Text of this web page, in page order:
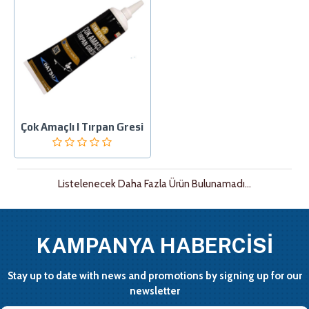
Çok Amaçlı I Tırpan Gresi
Listelenecek Daha Fazla Ürün Bulunamadı...
KAMPANYA HABERCİSİ
Stay up to date with news and promotions by signing up for our
newsletter